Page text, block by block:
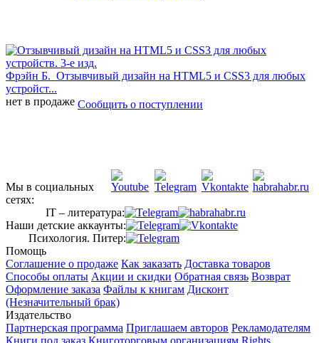
Фрэйн Б. Отзывчивый дизайн на HTML5 и CSS3 для любых
устройст...
нет в продаже Сообщить о поступлении
Мы в социальных
сетях:
IT – литература:
Наши детские аккаунты:
Психология. Питер:
Помощь
Соглашение о продаже Как заказать Доставка товаров
Способы оплаты Акции и скидки Обратная связь Возврат
Оформление заказа Файлы к книгам Дисконт
(Незначительный брак)
Издательство
Партнерская программа Приглашаем авторов Рекламодателям
Книги под заказ Книготорговым организациям Rights